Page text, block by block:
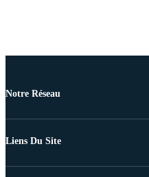
Notre Réseau
Liens Du Site